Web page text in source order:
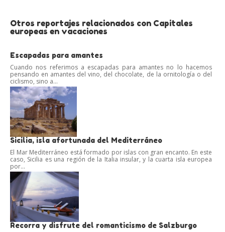
Otros reportajes relacionados con Capitales
europeas en vacaciones
Escapadas para amantes
Cuando nos referimos a escapadas para amantes no lo hacemos
pensando en amantes del vino, del chocolate, de la ornitología o del
ciclismo, sino a...
Sicilia, isla afortunada del Mediterráneo
El Mar Mediterráneo está formado por islas con gran encanto. En este
caso, Sicilia es una región de la Italia insular, y la cuarta isla europea
por...
Recorra y disfrute del romanticismo de Salzburgo